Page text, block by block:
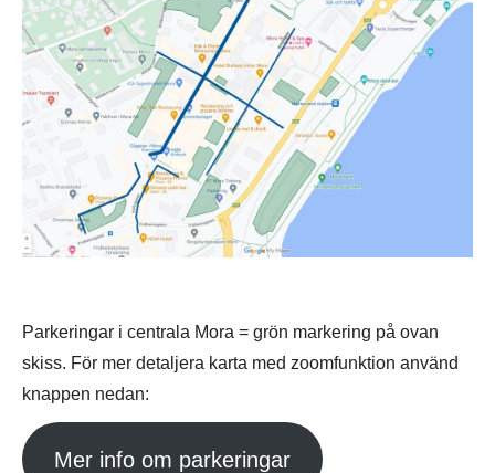
Parkeringar i centrala Mora = grön markering på ovan
skiss. För mer detaljera karta med zoomfunktion använd
knappen nedan:
Mer info om parkeringar